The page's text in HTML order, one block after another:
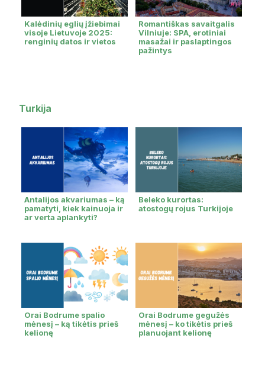
Kalėdinių eglių įžiebimai
visoje Lietuvoje 2025:
renginių datos ir vietos
Romantiškas savaitgalis
Vilniuje: SPA, erotiniai
masažai ir paslaptingos
pažintys
Turkija
Antalijos akvariumas – ką
pamatyti, kiek kainuoja ir
ar verta aplankyti?
Beleko kurortas:
atostogų rojus Turkijoje
Orai Bodrume spalio
mėnesį – ką tikėtis prieš
kelionę
Orai Bodrume gegužės
mėnesį – ko tikėtis prieš
planuojant kelionę